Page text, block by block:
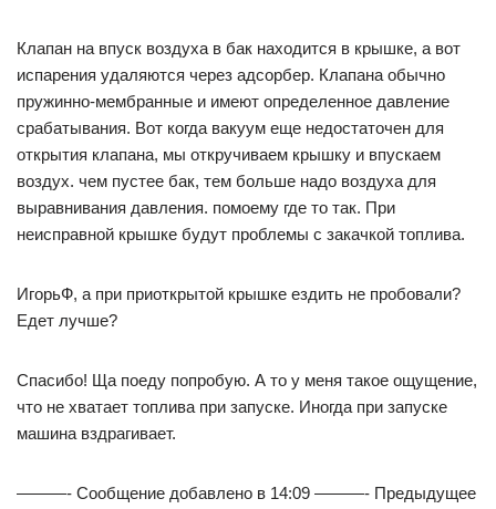
Клапан на впуск воздуха в бак находится в крышке, а вот
испарения удаляются через адсорбер. Клапана обычно
пружинно-мембранные и имеют определенное давление
срабатывания. Вот когда вакуум еще недостаточен для
открытия клапана, мы откручиваем крышку и впускаем
воздух. чем пустее бак, тем больше надо воздуха для
выравнивания давления. помоему где то так. При
неисправной крышке будут проблемы с закачкой топлива.
ИгорьФ, а при приоткрытой крышке ездить не пробовали?
Едет лучше?
Спасибо! Ща поеду попробую. А то у меня такое ощущение,
что не хватает топлива при запуске. Иногда при запуске
машина вздрагивает.
———- Сообщение добавлено в 14:09 ———- Предыдущее